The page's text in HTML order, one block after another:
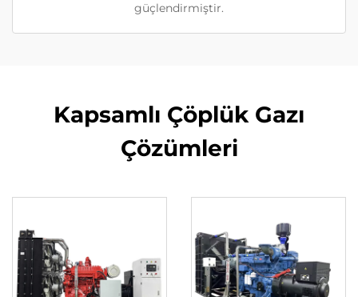
güçlendirmiştir.
Kapsamlı Çöplük Gazı
Çözümleri